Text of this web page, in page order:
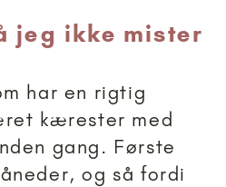
jeg ikke mister
har en rigtig
kærester med
gang. Første
og så fordi